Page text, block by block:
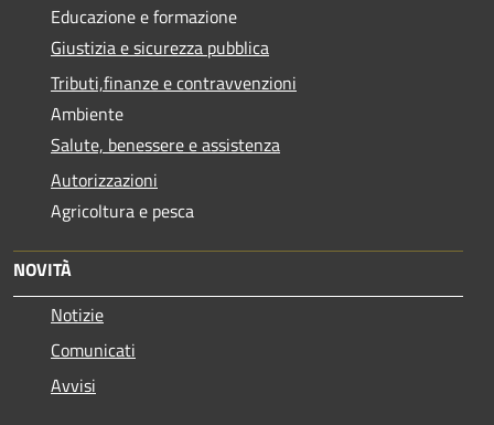
Educazione e formazione
Giustizia e sicurezza pubblica
Tributi,finanze e contravvenzioni
Ambiente
Salute, benessere e assistenza
Autorizzazioni
Agricoltura e pesca
NOVITÀ
Notizie
Comunicati
Avvisi